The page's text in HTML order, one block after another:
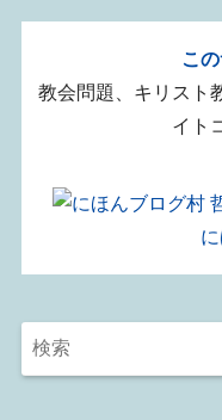
こ
教会問題、キリスト
イト